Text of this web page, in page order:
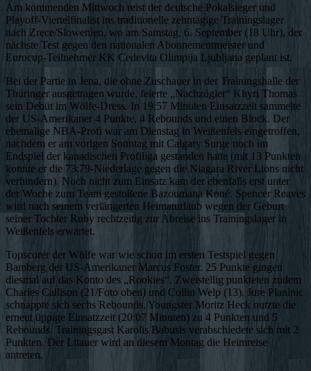
Am kommenden Mittwoch reist der deutsche Pokalsieger und
Playoff-Viertelfinalist ins traditionelle zehntägige Trainingslager
nach Zrece/Slowenien, wo am Samstag, 6. September (18 Uhr), der
nächste Test gegen den nationalen Abonnementmeister und
Eurocup-Teilnehmer KK Cedevita Olimpija Ljubljana geplant ist.
Bei der Partie in Jena, die ohne Zuschauer in der Trainingshalle der
Thüringer ausgetragen wurde, feierte „Nachzügler“ Khyri Thomas
sein Debüt im Wölfe-Dress. In 19:57 Minuten Einsatzzeit sammelte
der US-Amerikaner 4 Punkte, 4 Rebounds und einen Block. Der
ehemalige NBA-Profi war am Dienstag in Weißenfels eingetroffen,
nachdem er am vorigen Sonntag mit Calgary Surge noch im
Endspiel der kanadischen Profiliga gestanden hatte (mit 13 Punkten
konnte er die 73:79-Niederlage gegen die Niagara River Lions nicht
verhindern). Noch nicht zum Einsatz kam der ebenfalls erst unter
der Woche zum Team gestoßene Bazoumana Koné. Spencer Reaves
wird nach seinem verlängerten Heimaturlaub wegen der Geburt
seiner Tochter Ruby rechtzeitig zur Abreise ins Trainingslager in
Weißenfels erwartet.
Topscorer der Wölfe war wie schon im ersten Testspiel gegen
Bamberg der US-Amerikaner Marcus Foster. 25 Punkte gingen
diesmal auf das Konto des „Rookies“. Zweistellig punkteten zudem
Charles Callison (21/Foto oben) und Collin Welp (13). Jure Planinic
schnappte sich sechs Rebounds, Youngster Moritz Heck nutzte die
erneut üppige Einsatzzeit (20:07 Minuten) zu 4 Punkten und 5
Rebounds. Trainingsgast Karolis Babusis verabschiedete sich mit 2
Punkten. Der Litauer wird an diesem Montag die Heimreise
antreten.